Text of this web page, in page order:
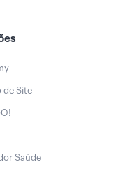
de Site
Saúde